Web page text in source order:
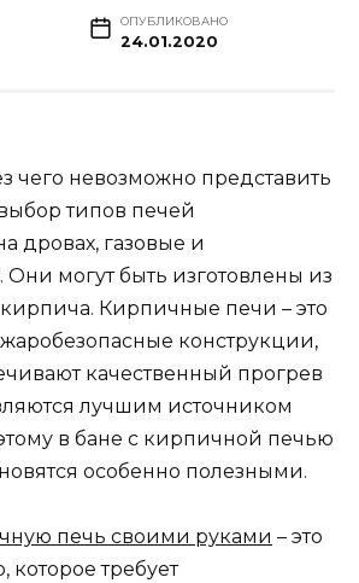
ОПУБЛИКОВАНО
24.01.2020
чего невозможно представить
типов печей
дровах, газовые и
Они могут быть изготовлены из
кирпича. Кирпичные печи – это
конструкции,
качественный прогрев
лучшим источником
в бане с кирпичной печью
особенно полезными.
печь своими руками – это
которое требует